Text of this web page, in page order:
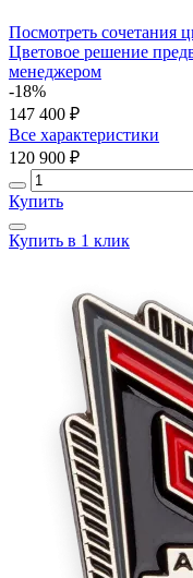
Посмотреть сочетания
Цветовое решение
менеджером
-18%
147 400 ₽
Все характеристики
120 900 ₽
Купить
Купить в 1 клик